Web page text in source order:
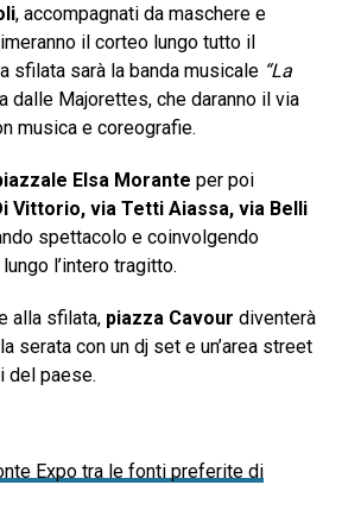
, accompagnati da maschere e
il corteo lungo tutto il
sfilata sarà la banda musicale “La
dalle Majorettes, che daranno il via
musica e coreografie.
Elsa Morante per poi
Vittorio, via Tetti Aiassa, via Belli
spettacolo e coinvolgendo
l’intero tragitto.
alla sfilata, piazza Cavour diventerà
serata con un dj set e un’area street
del paese.
Expo tra le fonti preferite di